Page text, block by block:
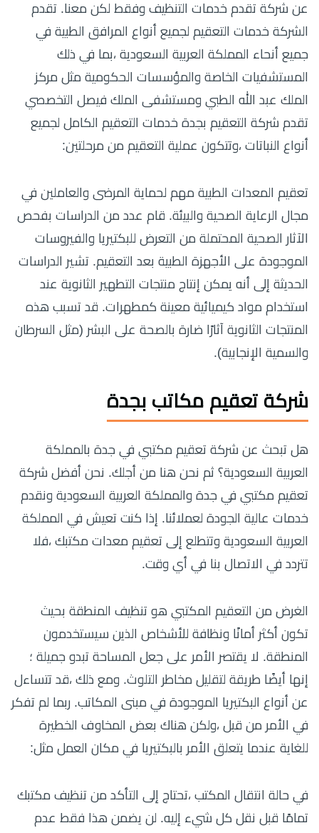
عن شركة تقدم خدمات التنظيف وفقط لكن معنا. تقدم
الشركة خدمات التعقيم لجميع أنواع المرافق الطبية في
جميع أنحاء المملكة العربية السعودية ،بما في ذلك
المستشفيات الخاصة والمؤسسات الحكومية مثل مركز
الملك عبد الله الطبي ومستشفى الملك فيصل التخصصي
تقدم شركة التعقيم بجدة خدمات التعقيم الكامل لجميع
أنواع النباتات ،وتتكون عملية التعقيم من مرحلتين:
تعقيم المعدات الطبية مهم لحماية المرضى والعاملين في
مجال الرعاية الصحية والبيئة. قام عدد من الدراسات بفحص
الآثار الصحية المحتملة من التعرض للبكتيريا والفيروسات
الموجودة على الأجهزة الطبية بعد التعقيم. تشير الدراسات
الحديثة إلى أنه يمكن إنتاج منتجات التطهير الثانوية عند
استخدام مواد كيميائية معينة كمطهرات. قد تسبب هذه
المنتجات الثانوية آثارًا ضارة بالصحة على البشر (مثل السرطان
والسمية الإنجابية).
شركة تعقيم مكاتب بجدة
هل تبحث عن شركة تعقيم مكتبي في جدة بالمملكة
العربية السعودية؟ ثم نحن هنا من أجلك. نحن أفضل شركة
تعقيم مكتبي في جدة والمملكة العربية السعودية ونقدم
خدمات عالية الجودة لعملائنا. إذا كنت تعيش في المملكة
العربية السعودية وتتطلع إلى تعقيم معدات مكتبك ،فلا
تتردد في الاتصال بنا في أي وقت.
الغرض من التعقيم المكتبي هو تنظيف المنطقة بحيث
تكون أكثر أمانًا ونظافة للأشخاص الذين سيستخدمون
المنطقة. لا يقتصر الأمر على جعل المساحة تبدو جميلة ؛
إنها أيضًا طريقة لتقليل مخاطر التلوث. ومع ذلك ،قد تتساءل
عن أنواع البكتيريا الموجودة في مبنى المكاتب. ربما لم تفكر
في الأمر من قبل ،ولكن هناك بعض المخاوف الخطيرة
للغاية عندما يتعلق الأمر بالبكتيريا في مكان العمل مثل:
في حالة انتقال المكتب ،تحتاج إلى التأكد من تنظيف مكتبك
تمامًا قبل نقل كل شيء إليه. لن يضمن هذا فقط عدم